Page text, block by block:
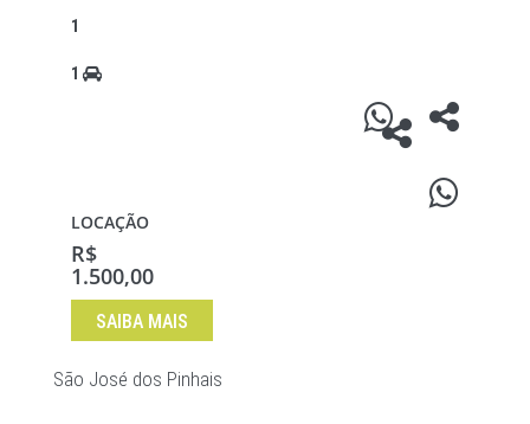
1
1
LOCAÇÃO
R$
1.500,00
SAIBA MAIS
São José dos Pinhais